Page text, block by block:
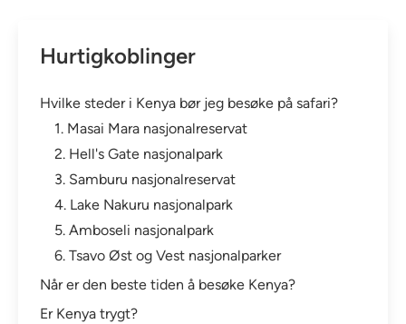
Hurtigkoblinger
Hvilke steder i Kenya bør jeg besøke på safari?
1. Masai Mara nasjonalreservat
2. Hell's Gate nasjonalpark
3. Samburu nasjonalreservat
4. Lake Nakuru nasjonalpark
5. Amboseli nasjonalpark
6. Tsavo Øst og Vest nasjonalparker
Når er den beste tiden å besøke Kenya?
Er Kenya trygt?